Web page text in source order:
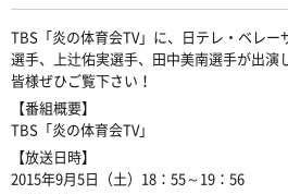
TBS「炎の体育会TV」に、日テレ・ベレ
選手、上辻佑実選手、田中美南選手が出演
皆様ぜひご覧下さい！
【番組概要】
TBS「炎の体育会TV」
【放送日時】
2015年9月5日（土）18：55～19：56